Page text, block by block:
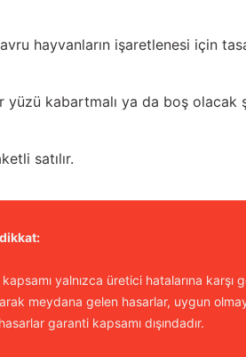
hayvanların işaretlenesi için
yüzü kabartmalı ya da boş olacak
satılır.
yalnızca üretici hatalarına
meydana gelen hasarlar, uygun
garanti kapsamı dışındadır.